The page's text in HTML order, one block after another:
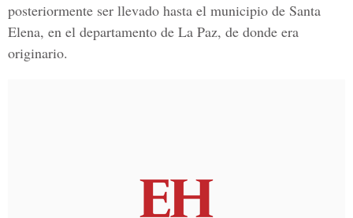
posteriormente ser llevado hasta el municipio de Santa
Elena, en el departamento de La Paz, de donde era
originario.